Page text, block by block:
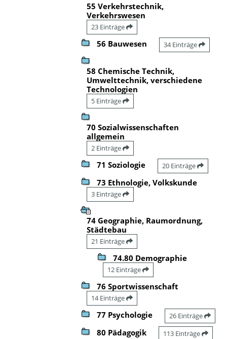
55 Verkehrstechnik,
Verkehrswesen
23 Einträge
56 Bauwesen 34 Einträge
58 Chemische Technik,
Umwelttechnik, verschiedene
Technologien
5 Einträge
70 Sozialwissenschaften
allgemein
2 Einträge
71 Soziologie 20 Einträge
73 Ethnologie, Volkskunde
3 Einträge
74 Geographie, Raumordnung,
Städtebau
21 Einträge
74.80 Demographie
12 Einträge
76 Sportwissenschaft
14 Einträge
77 Psychologie 26 Einträge
80 Pädagogik 113 Einträge